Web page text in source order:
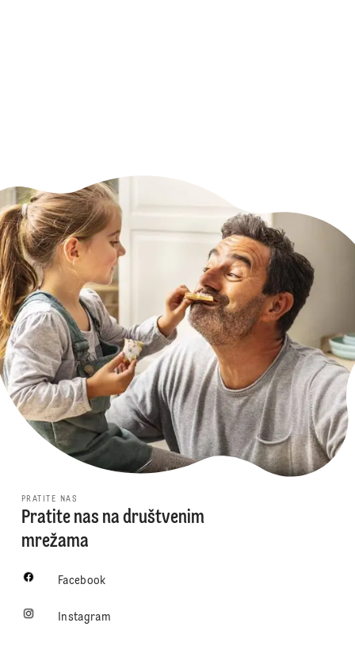
PRATITE NAS
Pratite nas na društvenim
mrežama
Facebook
Instagram